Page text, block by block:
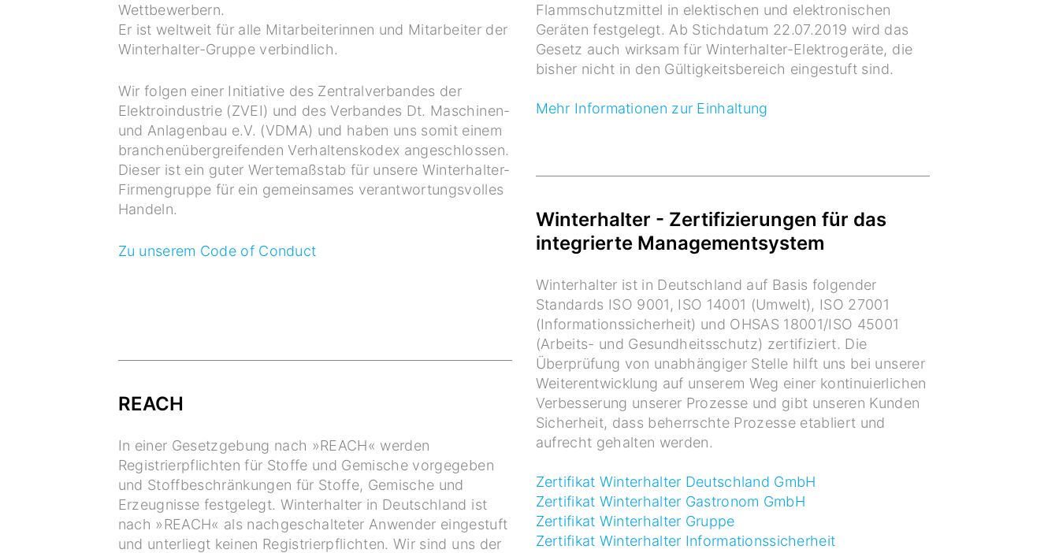
Wettbewerbern.
Er ist weltweit für alle Mitarbeiterinnen und Mitarbeiter der
Winterhalter-Gruppe verbindlich.
Wir folgen einer Initiative des Zentralverbandes der
Elektroindustrie (ZVEI) und des Verbandes Dt. Maschinen-
und Anlagenbau e.V. (VDMA) und haben uns somit einem
branchenübergreifenden Verhaltenskodex angeschlossen.
Dieser ist ein guter Wertemaßstab für unsere Winterhalter-
Firmengruppe für ein gemeinsames verantwortungsvolles
Handeln.
Zu unserem Code of Conduct
REACH
In einer Gesetzgebung nach »REACH« werden
Registrierpflichten für Stoffe und Gemische vorgegeben
und Stoffbeschränkungen für Stoffe, Gemische und
Erzeugnisse festgelegt. Winterhalter in Deutschland ist
nach »REACH« als nachgeschalteter Anwender eingestuft
und unterliegt keinen Registrierpflichten. Wir sind uns der
Flammschutzmittel in elektischen und elektronischen
Geräten festgelegt. Ab Stichdatum 22.07.2019 wird das
Gesetz auch wirksam für Winterhalter-Elektrogeräte, die
bisher nicht in den Gültigkeitsbereich eingestuft sind.
Mehr Informationen zur Einhaltung
Winterhalter - Zertifizierungen für das
integrierte Managementsystem
Winterhalter ist in Deutschland auf Basis folgender
Standards ISO 9001, ISO 14001 (Umwelt), ISO 27001
(Informationssicherheit) und OHSAS 18001/ISO 45001
(Arbeits- und Gesundheitsschutz) zertifiziert. Die
Überprüfung von unabhängiger Stelle hilft uns bei unserer
Weiterentwicklung auf unserem Weg einer kontinuierlichen
Verbesserung unserer Prozesse und gibt unseren Kunden
Sicherheit, dass beherrschte Prozesse etabliert und
aufrecht gehalten werden.
Zertifikat Winterhalter Deutschland GmbH
Zertifikat Winterhalter Gastronom GmbH
Zertifikat Winterhalter Gruppe
Zertifikat Winterhalter Informationssicherheit